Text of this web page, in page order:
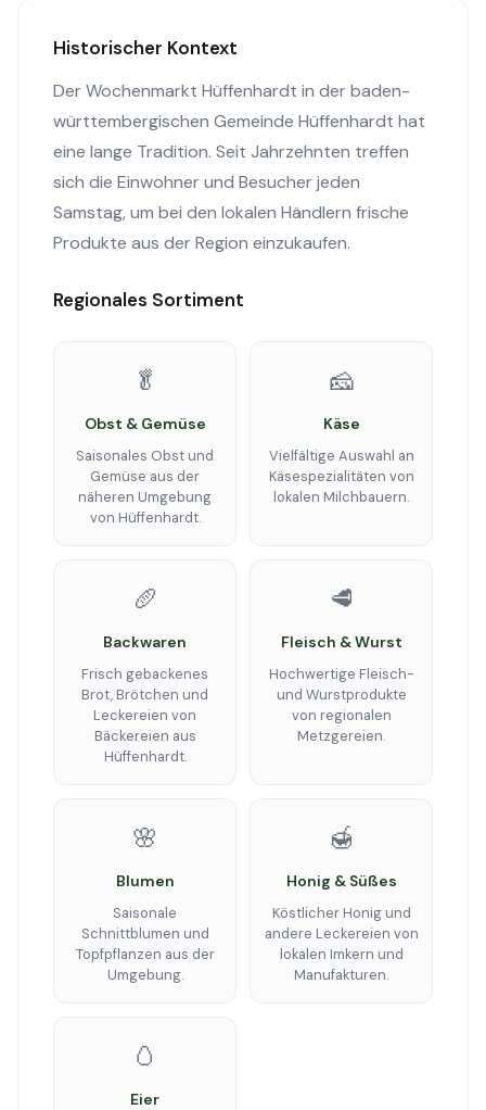
Historischer Kontext
Der Wochenmarkt Hüffenhardt in der baden-
württembergischen Gemeinde Hüffenhardt hat
eine lange Tradition. Seit Jahrzehnten treffen
sich die Einwohner und Besucher jeden
Samstag, um bei den lokalen Händlern frische
Produkte aus der Region einzukaufen.
Regionales Sortiment
🥬
Obst & Gemüse
Saisonales Obst und
Gemüse aus der
näheren Umgebung
von Hüffenhardt.
🧀
Käse
Vielfältige Auswahl an
Käsespezialitäten von
lokalen Milchbauern.
🥖
Backwaren
Frisch gebackenes
Brot, Brötchen und
Leckereien von
Bäckereien aus
Hüffenhardt.
🥩
Fleisch & Wurst
Hochwertige Fleisch-
und Wurstprodukte
von regionalen
Metzgereien.
🌸
Blumen
Saisonale
Schnittblumen und
Topfpflanzen aus der
Umgebung.
🍯
Honig & Süßes
Köstlicher Honig und
andere Leckereien von
lokalen Imkern und
Manufakturen.
🥚
Eier